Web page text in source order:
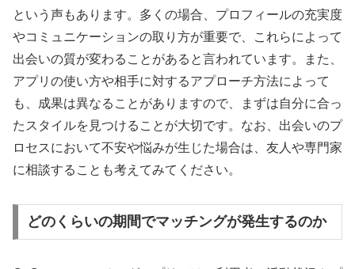
という声もあります。多くの場合、プロフィールの充実度
やコミュニケーションの取り方が重要で、これらによって
出会いの質が変わることがあると言われています。また、
アプリの使い方や相手に対するアプローチ方法によって
も、成果は異なることがありますので、まずは自分に合っ
たスタイルを見つけることが大切です。なお、出会いのプ
ロセスにおいて不安や悩みが生じた場合は、友人や専門家
に相談することも考えてみてください。
どのくらいの期間でマッチングが発生するのか